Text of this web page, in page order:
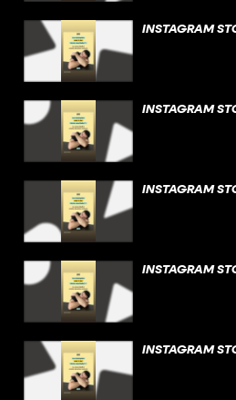
INSTAGRAM
INSTAGRAM
INSTAGRAM
INSTAGRAM
INSTAGRAM